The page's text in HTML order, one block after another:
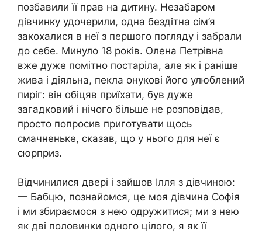
позбавили її прав на дитину. Незабаром
дівчинку удочерили, одна бездітна сім’я
закохалися в неї з першого погляду і забрали
до себе. Минуло 18 років. Олена Петрівна
вже дуже помітно постаріла, але як і раніше
жива і діяльна, пекла онукові його улюблений
пиріг: він обіцяв приїхати, був дуже
загадковий і нічого більше не розповідав,
просто попросив приготувати щось
смачненьке, сказав, що у нього для неї є
сюрприз.
Відчинилися двері і зайшов Ілля з дівчиною:
— Бабцю, познайомся, це моя дівчина Софія
і ми збираємося з нею одружитися; ми з нею
як дві половинки одного цілого, я як її